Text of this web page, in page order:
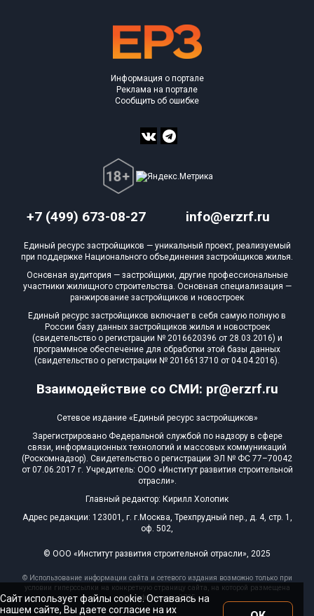
+7 (499) 673-08-27 info@erzrf.ru
Взаимодействие со СМИ: pr@erzrf.ru
Информация о портале
Реклама на портале
Сообщить об ошибке
Единый ресурс застройщиков — уникальный проект, реализуемый
при поддержке Национального объединения застройщиков жилья.
Основная аудитория — застройщики, другие профессиональные
участники жилищного строительства. Основная специализация —
ранжирование застройщиков и новостроек
Единый ресурс застройщиков включает в себя самую полную в
России базу данных застройщиков жилья и новостроек
(свидетельство о регистрации № 2016620396 от 28.03.2016) и
программное обеспечение для обработки этой базы данных
(свидетельство о регистрации № 2016613710 от 04.04.2016).
Сетевое издание «Единый ресурс застройщиков»
Зарегистрировано Федеральной службой по надзору в сфере
связи, информационных технологий и массовых коммуникаций
(Роскомнадзор). Свидетельство о регистрации ЭЛ № ФС 77–70042
от 07.06.2017 г. Учредитель: ООО «Институт развития строительной
отрасли».
Главный редактор: Кирилл Холопик
Адрес редакции: 123001, г. г.Москва, Трехпрудный пер., д. 4, стр. 1,
оф. 502,
© ООО «Институт развития строительной отрасли», 2025
© Использование информации сайта и сетевого издания возможно только при
условии гиперссылки на конкретную страницу сайта, на которой размещена
эта информация, 2025
Сайт использует файлы cookie. Оставаясь на
нашем сайте, Вы даете согласие на их